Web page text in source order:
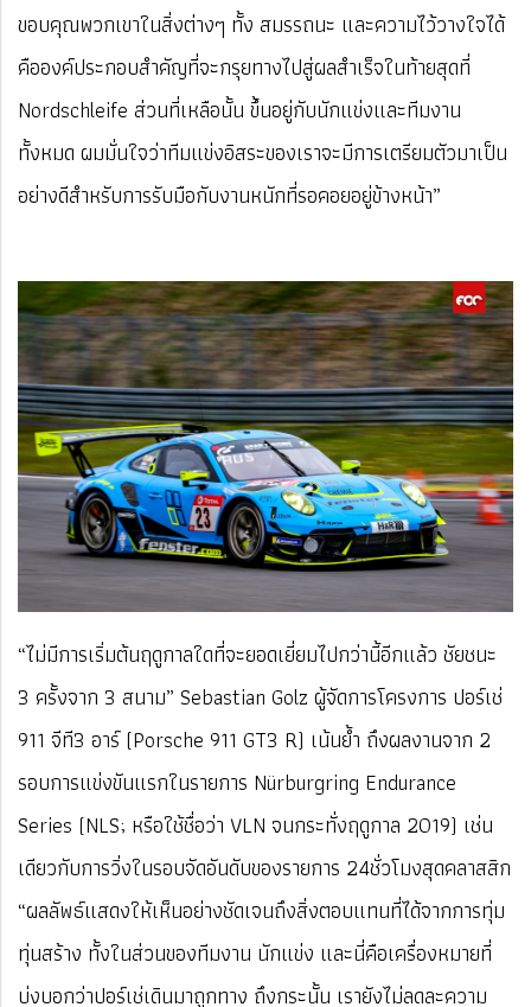
ขอบคุณพวกเขาในสิ่งต่างๆ ทั้ง สมรรถนะ และความไว้วางใจได้
คือองค์ประกอบสำคัญที่จะกรุยทางไปสู่ผลสำเร็จในท้ายสุดที่
Nordschleife ส่วนที่เหลือนั้น ขึ้นอยู่กับนักแข่งและทีมงาน
ทั้งหมด ผมมั่นใจว่าทีมแข่งอิสระของเราจะมีการเตรียมตัวมาเป็น
อย่างดีสำหรับการรับมือกับงานหนักที่รอคอยอยู่ข้างหน้า”
“ไม่มีการเริ่มต้นฤดูกาลใดที่จะยอดเยี่ยมไปกว่านี้อีกแล้ว ชัยชนะ
3 ครั้งจาก 3 สนาม” Sebastian Golz ผู้จัดการโครงการ ปอร์เช่
911 จีที3 อาร์ (Porsche 911 GT3 R) เน้นย้ำ ถึงผลงานจาก 2
รอบการแข่งขันแรกในรายการ Nürburgring Endurance
Series (NLS; หรือใช้ชื่อว่า VLN จนกระทั่งฤดูกาล 2019) เช่น
เดียวกับการวิ่งในรอบจัดอันดับของรายการ 24ชั่วโมงสุดคลาสสิก
“ผลลัพธ์แสดงให้เห็นอย่างชัดเจนถึงสิ่งตอบแทนที่ได้จากการทุ่ม
ทุ่นสร้าง ทั้งในส่วนของทีมงาน นักแข่ง และนี่คือเครื่องหมายที่
บ่งบอกว่าปอร์เช่เดินมาถูกทาง ถึงกระนั้น เรายังไม่ลดละความ